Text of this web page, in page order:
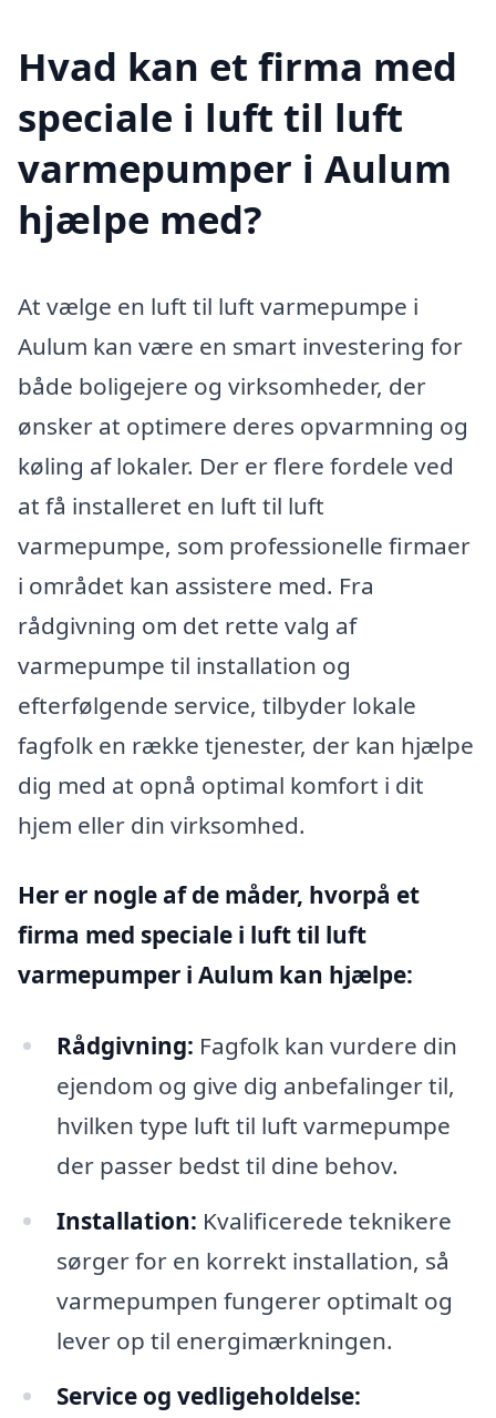
Hvad kan et firma med
speciale i luft til luft
varmepumper i Aulum
hjælpe med?
At vælge en luft til luft varmepumpe i
Aulum kan være en smart investering for
både boligejere og virksomheder, der
ønsker at optimere deres opvarmning og
køling af lokaler. Der er flere fordele ved
at få installeret en luft til luft
varmepumpe, som professionelle firmaer
i området kan assistere med. Fra
rådgivning om det rette valg af
varmepumpe til installation og
efterfølgende service, tilbyder lokale
fagfolk en række tjenester, der kan hjælpe
dig med at opnå optimal komfort i dit
hjem eller din virksomhed.
Her er nogle af de måder, hvorpå et
firma med speciale i luft til luft
varmepumper i Aulum kan hjælpe:
Rådgivning: Fagfolk kan vurdere din
ejendom og give dig anbefalinger til,
hvilken type luft til luft varmepumpe
der passer bedst til dine behov.
Installation: Kvalificerede teknikere
sørger for en korrekt installation, så
varmepumpen fungerer optimalt og
lever op til energimærkningen.
Service og vedligeholdelse: